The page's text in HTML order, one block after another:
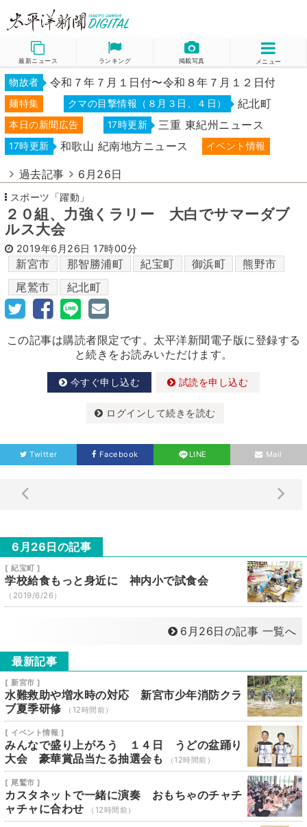
最新ニュース ランキング 掲載写真 メニュー
物故者 令和７年７月１日付〜令和８年７月１２日付
麺特集 クマの目撃情報（８月３日、４日） 紀北町
本日の新聞広告 17時更新 三重 東紀州ニュース
17時更新 和歌山 紀南地方ニュース イベント情報
過去記事 6月26日
スポーツ「躍動」
２０組、力強くラリー 大白でサマーダブ
ルス大会
2019年6月26日 17時00分
新宮市 那智勝浦町 紀宝町 御浜町
熊野市
尾鷲市
紀北町
この記事は購読者限定です。太平洋新聞電子版に登録する
と続きをお読みいただけます。
今すぐ申し込む 試読を申し込む
ログインして続きを読む
Twitter Facebook LINE Mail
6月26日の記事
[ 紀宝町 ]
学校給食もっと身近に 神内小で試食会
（2019/6/26）
6月26日の記事 一覧へ
最新記事
[ 新宮市 ]
水難救助や増水時の対応 新宮市少年消防クラ
ブ夏季研修
（12時間前）
[ イベント情報 ]
みんなで盛り上がろう １４日 うどの盆踊り
大会 豪華賞品当たる抽選会も
（12時間前）
[ 尾鷲市 ]
カスタネットで一緒に演奏 おもちゃのチャチ
ャチャに合わせ
（12時間前）